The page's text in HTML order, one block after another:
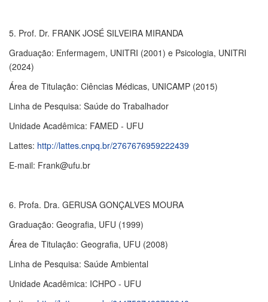
5. Prof. Dr. FRANK JOSÉ SILVEIRA MIRANDA
Graduação: Enfermagem, UNITRI (2001) e Psicologia, UNITRI
(2024)
Área de Titulação: Ciências Médicas, UNICAMP (2015)
Linha de Pesquisa: Saúde do Trabalhador
Unidade Acadêmica: FAMED - UFU
Lattes: http://lattes.cnpq.br/2767676959222439
E-mail: Frank@ufu.br
6. Profa. Dra. GERUSA GONÇALVES MOURA
Graduação: Geografia, UFU (1999)
Área de Titulação: Geografia, UFU (2008)
Linha de Pesquisa: Saúde Ambiental
Unidade Acadêmica: ICHPO - UFU